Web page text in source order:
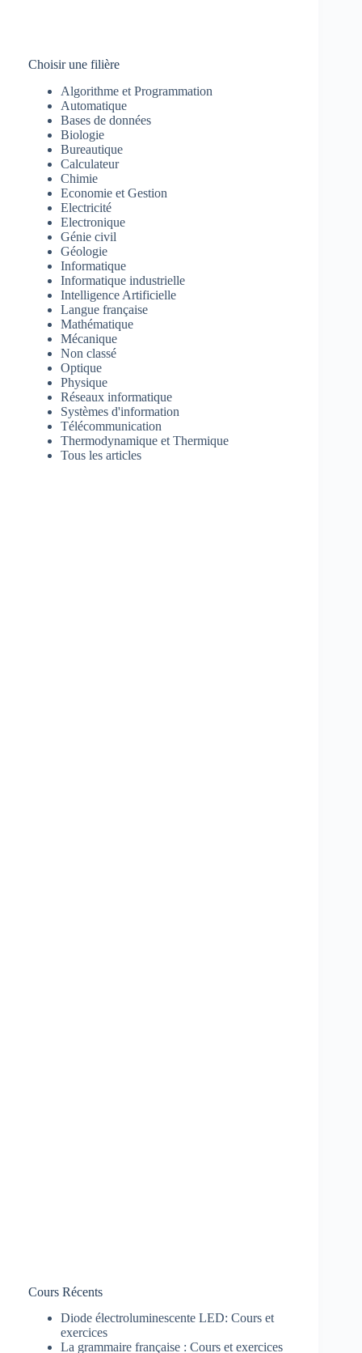
Choisir une filière
Algorithme et Programmation
Automatique
Bases de données
Biologie
Bureautique
Calculateur
Chimie
Economie et Gestion
Electricité
Electronique
Génie civil
Géologie
Informatique
Informatique industrielle
Intelligence Artificielle
Langue française
Mathématique
Mécanique
Non classé
Optique
Physique
Réseaux informatique
Systèmes d'information
Télécommunication
Thermodynamique et Thermique
Tous les articles
Cours Récents
Diode électroluminescente LED: Cours et
exercices
La grammaire française : Cours et exercices